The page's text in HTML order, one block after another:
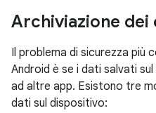
Archiviazione dei
Il problema di sicurezza più
Android è se i dati salvati
ad altre app. Esistono tre
dati sul dispositivo: